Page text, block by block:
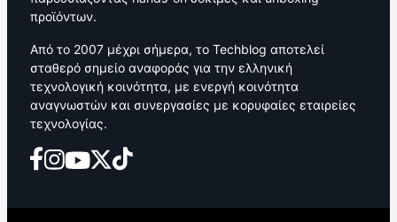
προϊόντων.
Από το 2007 μέχρι σήμερα, το Techblog αποτελεί
σταθερό σημείο αναφοράς για την ελληνική
τεχνολογική κοινότητα, με ενεργή κοινότητα
αναγνωστών και συνεργασίες με κορυφαίες εταιρείες
τεχνολογίας.